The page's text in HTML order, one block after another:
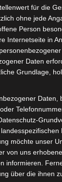
21 Kräfte der
bittet
für die
ohne jede
Person
Internetseite in
Daten
Grundlage,
Daten,
möchte unser
von uns
informieren.
über die ihnen